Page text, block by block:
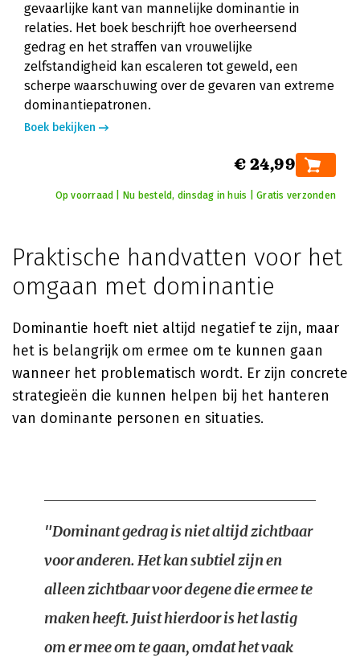
gevaarlijke kant van mannelijke dominantie in
relaties. Het boek beschrijft hoe overheersend
gedrag en het straffen van vrouwelijke
zelfstandigheid kan escaleren tot geweld, een
scherpe waarschuwing over de gevaren van extreme
dominantiepatronen.
Boek bekijken
€ 24,99
Op voorraad | Nu besteld, dinsdag in huis | Gratis verzonden
Praktische handvatten voor het
omgaan met dominantie
Dominantie hoeft niet altijd negatief te zijn, maar
het is belangrijk om ermee om te kunnen gaan
wanneer het problematisch wordt. Er zijn concrete
strategieën die kunnen helpen bij het hanteren
van dominante personen en situaties.
"Dominant gedrag is niet altijd zichtbaar
voor anderen. Het kan subtiel zijn en
alleen zichtbaar voor degene die ermee te
maken heeft. Juist hierdoor is het lastig
om er mee om te gaan, omdat het vaak